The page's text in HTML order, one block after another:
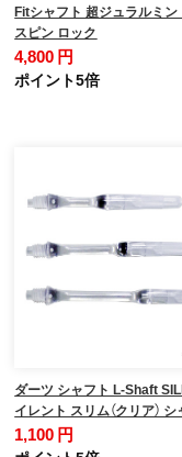
Fitシャフト 超ジュラルミン
スピン ロック
4,800 円
ポイント5倍
ダーツ シャフト L-Shaft
イレント スリム（クリア）
1,100 円